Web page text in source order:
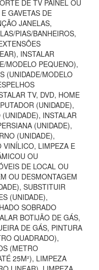
DE TV PAINEL OU
GAVETAS DE
JANELAS,
PIAS/BANHEIROS,
INSTALAR
MODELO PEQUENO),
(UNIDADE/MODELO
TV, DVD, HOME
(UNIDADE),
INSTALAR
(UNIDADE),
(UNIDADE),
VINÍLICO, LIMPEZA E
OU
DE LOCAL OU
OU DESMONTAGEM
SUBSTITUIR
(UNIDADE),
SOBRADO
BOTIJÃO DE GÁS,
DE GÁS, PINTURA
QUADRADO),
(METRO
25M²), LIMPEZA